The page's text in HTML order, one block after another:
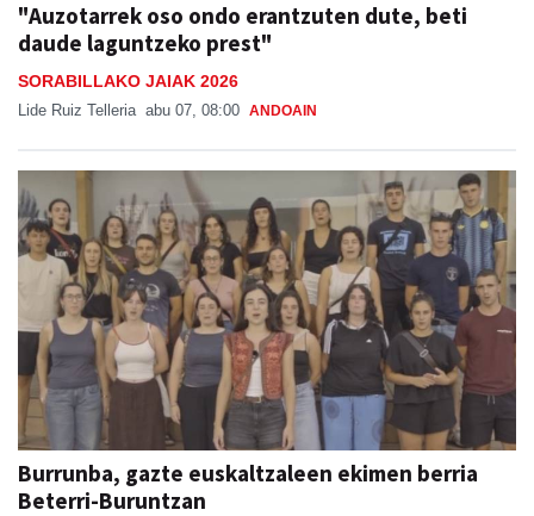
"Auzotarrek oso ondo erantzuten dute, beti
daude laguntzeko prest"
SORABILLAKO JAIAK 2026
Lide Ruiz Telleria abu 07, 08:00 ANDOAIN
Burrunba, gazte euskaltzaleen ekimen berria
Beterri-Buruntzan